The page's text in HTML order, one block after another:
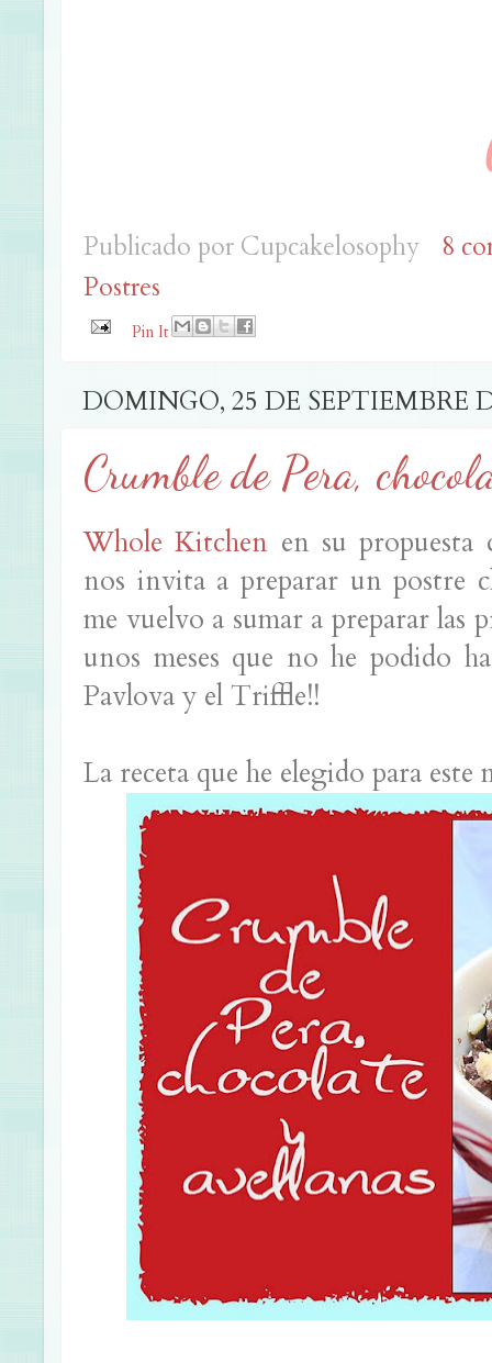
Publicado por Cupcakelosophy
8
Postres
Pin It
DOMINGO, 25 DE SEPTIEMBRE
Crumble de Pera,
Whole Kitchen en su propuesta
nos invita a preparar un postre
me vuelvo a sumar a preparar las
unos meses que no he podido
Pavlova y el Triffle!!
La receta que he elegido para este